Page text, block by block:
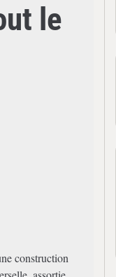
le
construction